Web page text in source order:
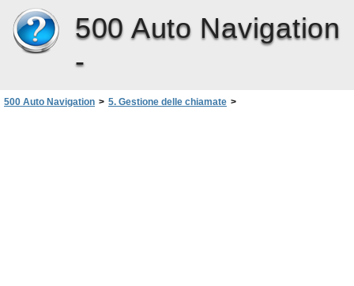
500 Auto Navigation
-
500 Auto Navigation > 5. Gestione delle chiamate >